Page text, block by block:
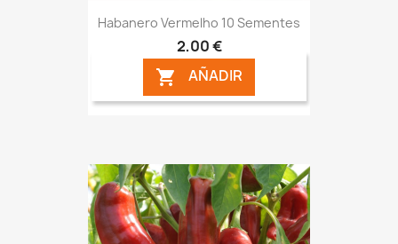
Habanero Vermelho 10 Sementes
2,00 €
 AÑADIR